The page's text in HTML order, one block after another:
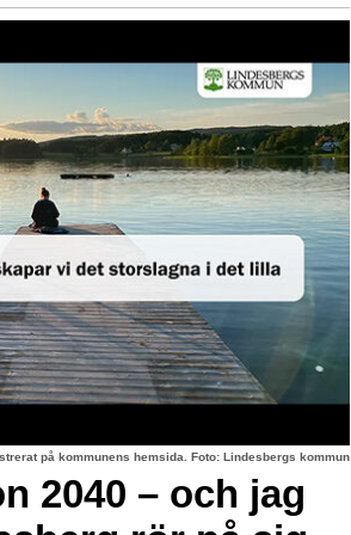
på kommunens hemsida. Foto: Lindesbergs kommun
2040 – och jag